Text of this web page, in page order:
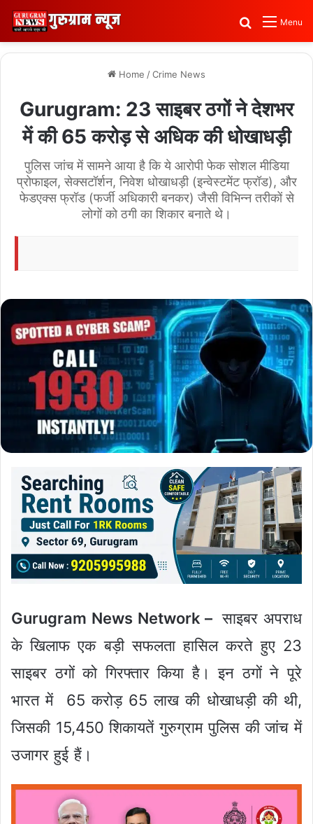
Menu
Search for
Home /Crime News
Gurugram: 23 साइबर ठगों ने देशभर
में की 65 करोड़ से अधिक की धोखाधड़ी
पुलिस जांच में सामने आया है कि ये आरोपी फेक सोशल मीडिया
प्रोफाइल, सेक्सटॉर्शन, निवेश धोखाधड़ी (इन्वेस्टमेंट फ्रॉड), और
फेडएक्स फ्रॉड (फर्जी अधिकारी बनकर) जैसी विभिन्न तरीकों से
लोगों को ठगी का शिकार बनाते थे।
Gurugram News Network –साइबर अपराध
के खिलाफ एक बड़ी सफलता हासिल करते हुए 23
साइबर ठगों को गिरफ्तार किया है। इन ठगों ने पूरे
भारत में 65 करोड़ 65 लाख की धोखाधड़ी की थी,
जिसकी 15,450 शिकायतें गुरुग्राम पुलिस की जांच में
उजागर हुई हैं।